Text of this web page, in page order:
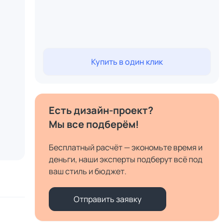
Купить в один клик
Есть дизайн-проект?
Мы все подберём!
Бесплатный расчёт — экономьте время и
деньги, наши эксперты подберут всё под
ваш стиль и бюджет.
Отправить заявку